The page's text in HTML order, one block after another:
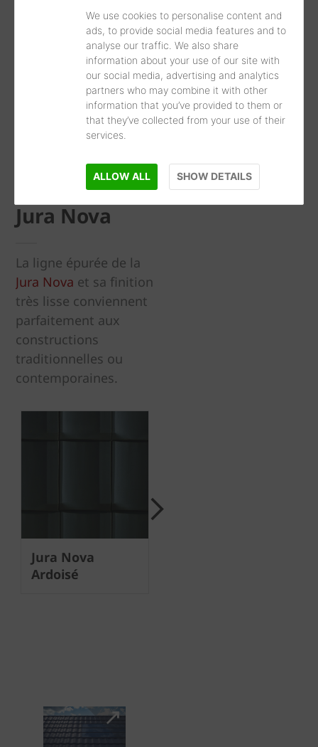
We use cookies to personalise content and
ads, to provide social media features and to
analyse our traffic. We also share
information about your use of our site with
our social media, advertising and analytics
partners who may combine it with other
information that you’ve provided to them or
that they’ve collected from your use of their
services.
ALLOW ALL SHOW DETAILS
Jura Nova
La ligne épurée de la
Jura Nova et sa finition
très lisse conviennent
parfaitement aux
constructions
traditionnelles ou
contemporaines.
Jura Nova
Ardoisé
Next